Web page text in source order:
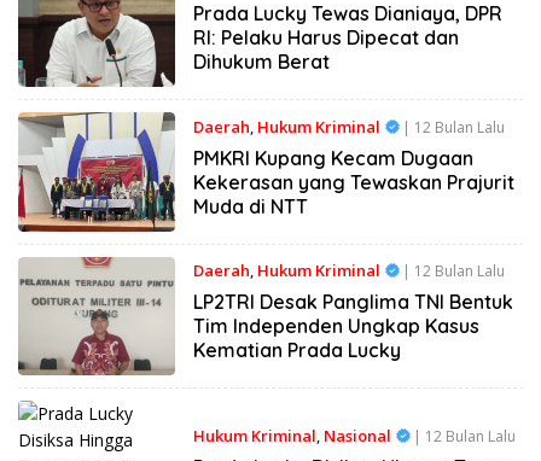
Prada Lucky Tewas Dianiaya, DPR
RI: Pelaku Harus Dipecat dan
Dihukum Berat
Daerah, Hukum Kriminal | 12 Bulan Lalu
PMKRI Kupang Kecam Dugaan
Kekerasan yang Tewaskan Prajurit
Muda di NTT
Daerah, Hukum Kriminal | 12 Bulan Lalu
LP2TRI Desak Panglima TNI Bentuk
Tim Independen Ungkap Kasus
Kematian Prada Lucky
Hukum Kriminal Nasional | 12 Bulan Lalu